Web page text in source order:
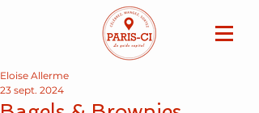
Eloise Allerme
23 sept. 2024